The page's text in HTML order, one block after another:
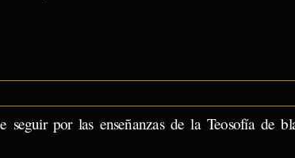
seguir por las enseñanzas de la Teosofía de